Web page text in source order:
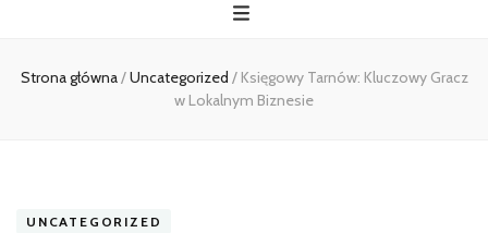
Strona główna/Uncategorized / Księgowy Tarnów: Kluczowy Gracz
w Lokalnym Biznesie
UNCATEGORIZED